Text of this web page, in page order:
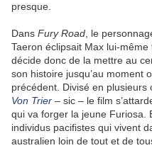
presque.
Dans Fury Road , le
Taeron éclipsait Max lui-
décide donc de la mettre au
son histoire jusqu’au moment
précédent. Divisé en plusieurs
Von Trier – sic – le film
qui va forger la jeune Furiosa.
individus pacifistes qui vivent
australien loin de tout et de